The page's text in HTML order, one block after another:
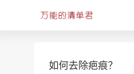
如何去除疤痕？